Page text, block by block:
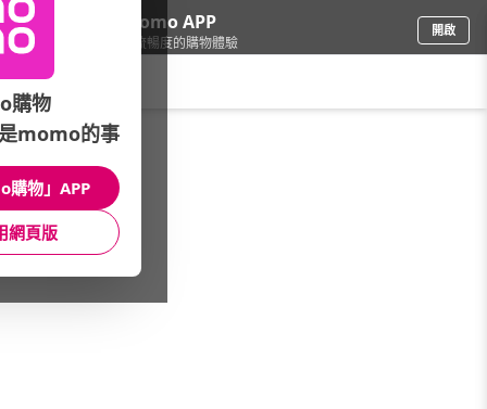
下載momo APP
給你3倍流暢度的購物體驗
開啟
餐廚用品/鍋具/平底鍋
館長推薦 月銷量
購物
momo的事
購物」APP
網頁版